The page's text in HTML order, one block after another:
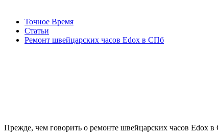
Точное Время
Статьи
Ремонт швейцарских часов Edox в СПб
Прежде, чем говорить о ремонте швейцарских часов Edox